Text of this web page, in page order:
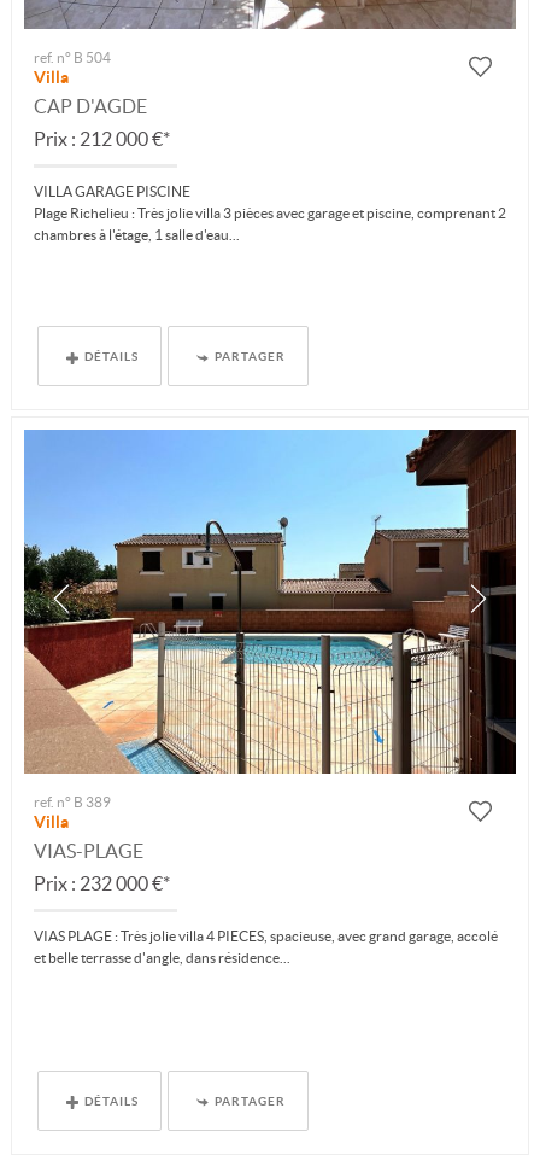
ref. n° B 504
Villa
CAP D'AGDE
Prix : 212 000 €*
VILLA GARAGE PISCINE
Plage Richelieu : Très jolie villa 3 pièces avec garage et piscine, comprenant 2
chambres à l'étage, 1 salle d'eau...
DÉTAILS PARTAGER
ref. n° B 389
Villa
VIAS-PLAGE
Prix : 232 000 €*
VIAS PLAGE : Très jolie villa 4 PIECES, spacieuse, avec grand garage, accolé
et belle terrasse d'angle, dans résidence...
DÉTAILS PARTAGER